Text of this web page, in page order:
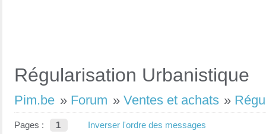
Régularisation Urbanistique
Pim.be » Forum » Ventes et achats »
Pages : 1 Inverser l'ordre des messages